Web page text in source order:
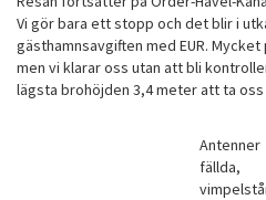
Vi gör bara ett stopp och det blir i
gästhamnsavgiften med EUR.
men vi klarar oss utan att bli
lägsta brohöjden 3,4 meter att ta oss
Antenner
fällda,